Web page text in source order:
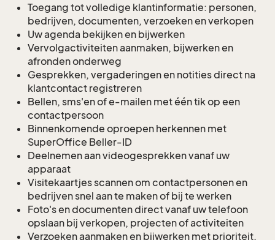
Toegang tot volledige klantinformatie: personen,
bedrijven, documenten, verzoeken en verkopen
Uw agenda bekijken en bijwerken
Vervolgactiviteiten aanmaken, bijwerken en
afronden onderweg
Gesprekken, vergaderingen en notities direct na
klantcontact registreren
Bellen, sms'en of e-mailen met één tik op een
contactpersoon
Binnenkomende oproepen herkennen met
SuperOffice Beller-ID
Deelnemen aan videogesprekken vanaf uw
apparaat
Visitekaartjes scannen om contactpersonen en
bedrijven snel aan te maken of bij te werken
Foto's en documenten direct vanaf uw telefoon
opslaan bij verkopen, projecten of activiteiten
Verzoeken aanmaken en bijwerken met prioriteit,